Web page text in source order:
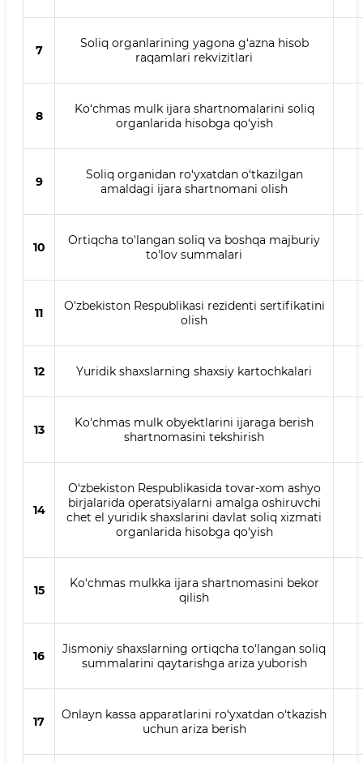
7
Soliq organlarining yagona g‘azna hisob
raqamlari rekvizitlari
8
Ko‘chmas mulk ijara shartnomalarini soliq
organlarida hisobga qo‘yish
9
Soliq organidan ro‘yxatdan o‘tkazilgan
amaldagi ijara shartnomani olish
10
Ortiqcha to'langan soliq va boshqa majburiy
to'lov summalari
11
O'zbekiston Respublikasi rezidenti sertifikatini
olish
12 Yuridik shaxslarning shaxsiy kartochkalari
13
Ko'chmas mulk obyektlarini ijaraga berish
shartnomasini tekshirish
14
O‘zbekiston Respublikasida tovar-xom ashyo
birjalarida operatsiyalarni amalga oshiruvchi
chet el yuridik shaxslarini davlat soliq xizmati
organlarida hisobga qo‘yish
15
Ko‘chmas mulkka ijara shartnomasini bekor
qilish
16
Jismoniy shaxslarning ortiqcha to‘langan soliq
summalarini qaytarishga ariza yuborish
17
Onlayn kassa apparatlarini ro‘yxatdan o‘tkazish
uchun ariza berish